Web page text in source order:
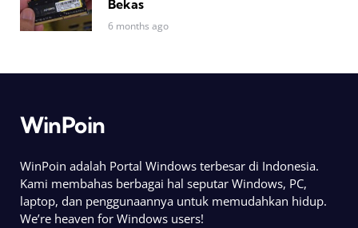
Bekas
6 months ago
WinPoin
WinPoin adalah Portal Windows terbesar di Indonesia.
Kami membahas berbagai hal seputar Windows, PC,
laptop, dan penggunaannya untuk memudahkan hidup.
We’re heaven for Windows users!